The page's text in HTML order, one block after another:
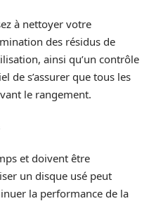
à nettoyer votre
des résidus de
ainsi qu’un contrôle
de s’assurer que tous les
le rangement.
et doivent être
un disque usé peut
la performance de la